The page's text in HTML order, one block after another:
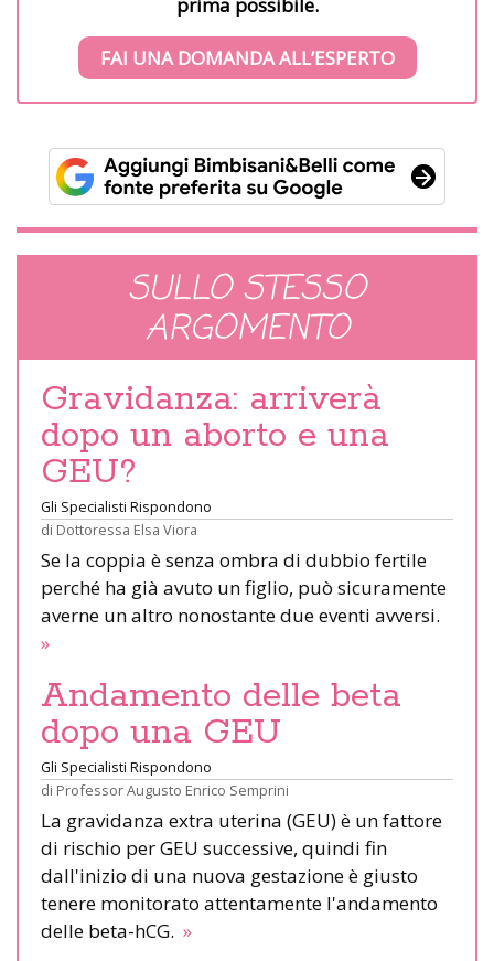
prima possibile.
FAI UNA DOMANDA ALL’ESPERTO
SULLO STESSO
ARGOMENTO
Gravidanza: arriverà
dopo un aborto e una
GEU?
Gli Specialisti Rispondono
di Dottoressa Elsa Viora
Se la coppia è senza ombra di dubbio fertile
perché ha già avuto un figlio, può sicuramente
averne un altro nonostante due eventi avversi.
»
Andamento delle beta
dopo una GEU
Gli Specialisti Rispondono
di Professor Augusto Enrico Semprini
La gravidanza extra uterina (GEU) è un fattore
di rischio per GEU successive, quindi fin
dall'inizio di una nuova gestazione è giusto
tenere monitorato attentamente l'andamento
delle beta-hCG. »